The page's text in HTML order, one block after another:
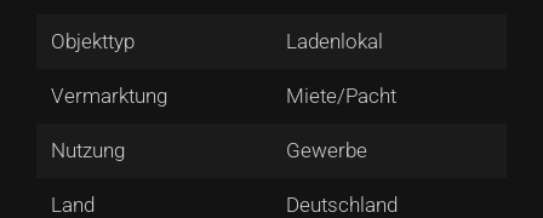
Objekttyp Ladenlokal
Vermarktung Miete/Pacht
Nutzung Gewerbe
Land Deutschland